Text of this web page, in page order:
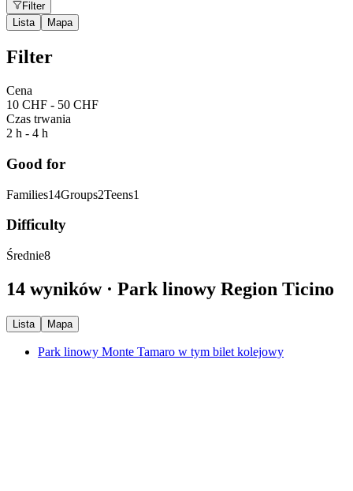
Filter
Lista
Mapa
Filter
Cena
10 CHF - 50 CHF
Czas trwania
2 h - 4 h
Good for
Families14Groups2Teens1
Difficulty
Średnie8
14 wyników · Park linowy Region Ticino
Lista Mapa
Park linowy Monte Tamaro w tym bilet kolejowy